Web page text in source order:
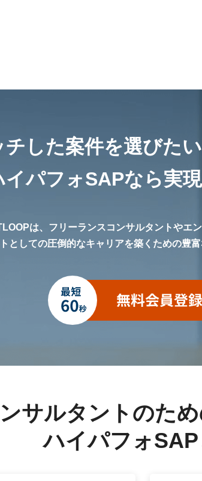
チした案件を選びたい
イパフォSAPなら実
は、フリーランスコンサルタントやエ
としての圧倒的なキャリアを築くための豊
サルタントのた
ハイパフォ